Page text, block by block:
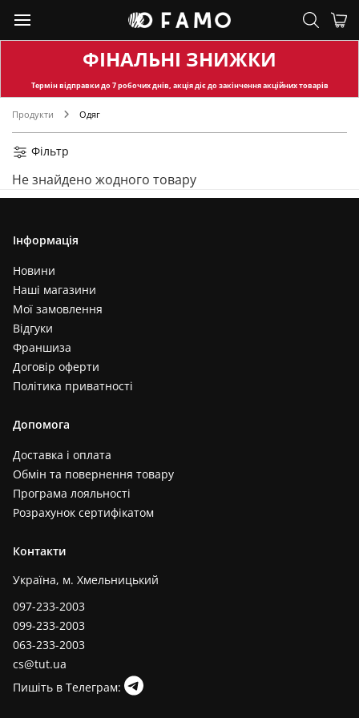
ФІНАЛЬНІ ЗНИЖКИ
Термін відправкидо 7 робочих днів, акція діє до закінчення акційних товарів
Продукти Одяг
Фільтр
Не знайдено жодного товару
Інформація
Новини
Наші магазини
Мої замовлення
Відгуки
Франшиза
Договір оферти
Політика приватності
Допомога
Доставка і оплата
Обмін та повернення товару
Програма лояльності
Розрахунок сертифікатом
Контакти
Україна, м. Хмельницький
097-233-2003
099-233-2003
063-233-2003
cs@tut.ua
Пишіть в Телеграм: